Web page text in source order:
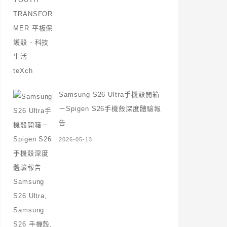
Samsung S26 Ultra手機殼開箱
－Spigen S26手機殼深度體驗報
告
2026-05-13